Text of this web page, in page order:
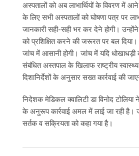
अस्पतालों को अब लाभार्थियों के विवरण में
के लिए सभी अस्पतालों को घोषणा पत्र पर
जानकारी सही-सही भर कर देने होगी।
को प्रशिक्षित करने की जरूरत पर बल
जांच में आसानी होगी। जांच में यदि धोखाधड़ी
संबंधित अस्तपाल के खिलाफ राष्ट्रीय स्वास्थ्य
दिशानिर्देशों के अनुसार सख्त कार्रवाई की
निदेशक मेडिकल क्वालिटी डा विनोद टोलिया ने
के अनुरूप कार्रवाई अमल में लाई जा रही है।
सर्तक व सक्रियता को कहा गया है।